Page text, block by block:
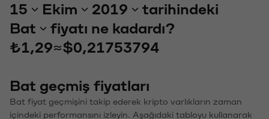
15 Ekim 2019
tarihindeki
Bat
fiyatı ne kadardı?
₺1,29≈$0,21753794
Bat geçmiş fiyatları
Bat fiyat geçmişini takip ederek kripto varlıkların zaman
içindeki performansını izleyin. Aşağıdaki tabloyu kullanarak